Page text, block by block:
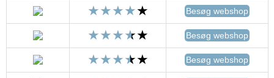
Besøg webshop
Besøg webshop
Besøg webshop